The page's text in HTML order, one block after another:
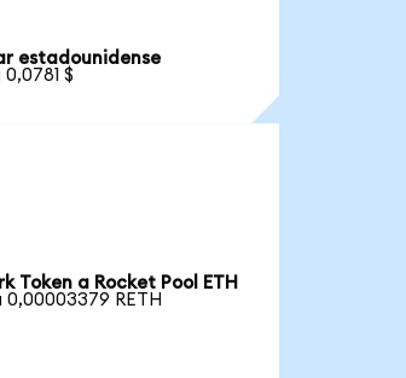
estadounidense
0,0781 $
Token a Rocket Pool ETH
0,00003379 RETH